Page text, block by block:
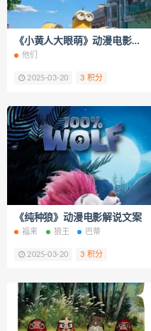
《小黄人大眼萌》动漫电影解说文案
他们
2025-03-20 3 积分
《纯种狼》动漫电影解说文案
福来 狼王 巴蒂
2025-03-20 3 积分